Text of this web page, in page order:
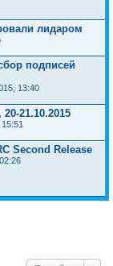
лидаром
подписей
13:40
21.10.2015
15:51
Second Release